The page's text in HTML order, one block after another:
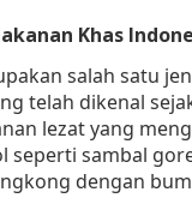
Khas
salah satu
telah dikenal
lezat yang
seperti sambal
dengan